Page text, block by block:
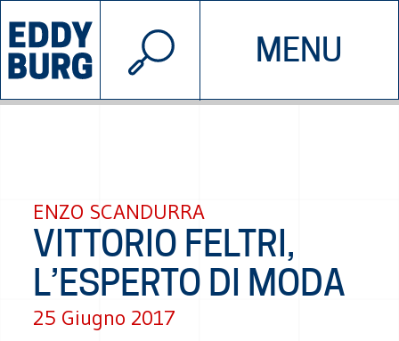
MENU
INIZIATIVE CHI SIAMO
© 2026 EDDYBURG
ENZO SCANDURRA
VITTORIO FELTRI,
L’ESPERTO DI MODA
25 Giugno 2017